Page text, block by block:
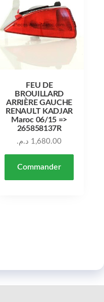
FEU DE
BROUILLARD
ARRIÈRE GAUCHE
RENAULT KADJAR
Maroc 06/15 =>
265858137R
1,680.00 د.م.
Commander